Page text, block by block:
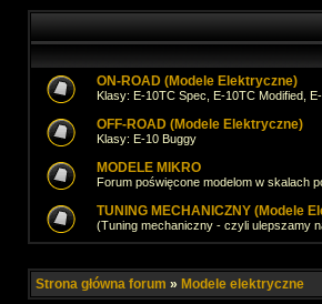
ON-ROAD (Modele Elektryczne)
Klasy: E-10TC Spec, E-10TC Modified,
OFF-ROAD (Modele Elektryczne)
Klasy: E-10 Buggy
MODELE MIKRO
Forum poświęcone modelom w skalach
TUNING MECHANICZNY (Modele
(Tuning mechaniczny - czyli ulepszamy
Strona główna forum » Modele elektryczne